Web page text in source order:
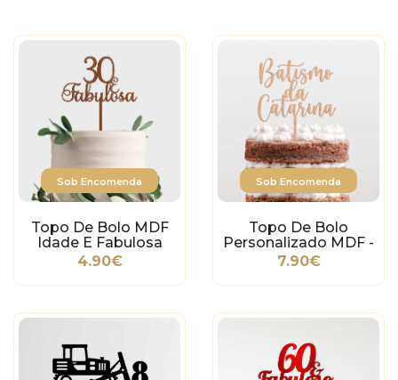
Sob Encomenda
Topo De Bolo MDF
Idade E Fabulosa
4.90€
Sob Encomenda
Topo De Bolo
Personalizado MDF -
Batismo
7.90€